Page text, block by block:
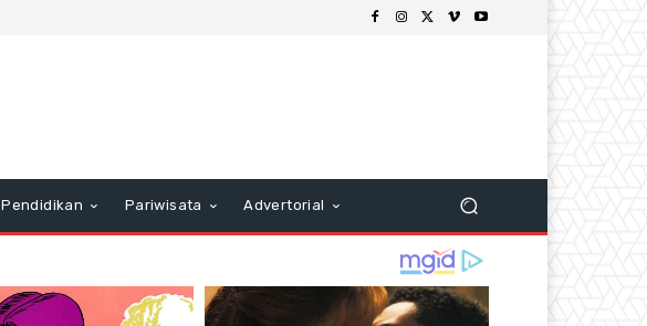
Pendidikan Pariwisata Advertorial